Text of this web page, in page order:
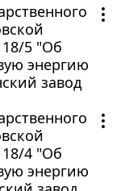
18/5 "Об
энергию
завод
18/4 "Об
энергию